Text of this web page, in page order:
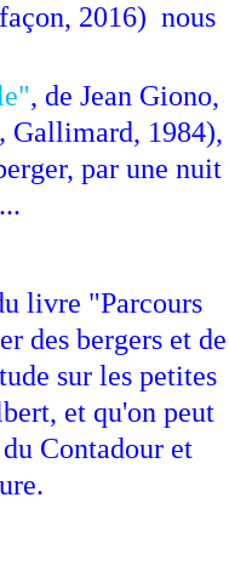
2016) nous
, de Jean Giono,
Gallimard, 1984),
par une nuit
livre "Parcours
des bergers et de
sur les petites
et qu'on peut
Contadour et